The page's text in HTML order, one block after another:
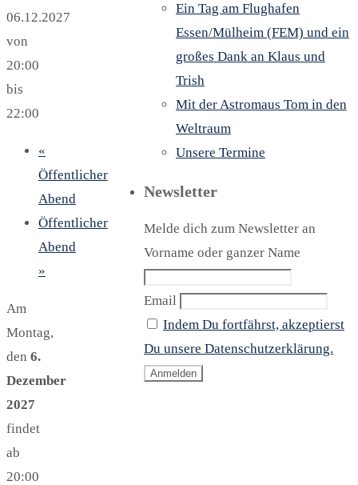
06.12.2027
von
20:00
bis
22:00
«
Öffentlicher
Abend
Öffentlicher
Abend
»
Am
Montag,
den 6.
Dezember
2027
findet
ab
20:00
Ein Tag am Flughafen
Essen/Mülheim (FEM) und ein
großes Dank an Klaus und
Trish
Mit der Astromaus Tom in den
Weltraum
Unsere Termine
Newsletter
Melde dich zum Newsletter an
Vorname oder ganzer Name
Email
Indem Du fortfährst, akzeptierst
Du unsere Datenschutzerklärung.